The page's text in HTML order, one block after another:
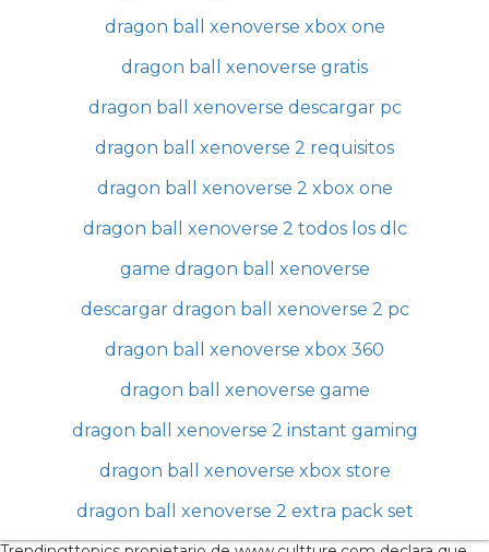
dragon ball xenoverse xbox one
dragon ball xenoverse gratis
dragon ball xenoverse descargar pc
dragon ball xenoverse 2 requisitos
dragon ball xenoverse 2 xbox one
dragon ball xenoverse 2 todos los dlc
game dragon ball xenoverse
descargar dragon ball xenoverse 2 pc
dragon ball xenoverse xbox 360
dragon ball xenoverse game
dragon ball xenoverse 2 instant gaming
dragon ball xenoverse xbox store
dragon ball xenoverse 2 extra pack set